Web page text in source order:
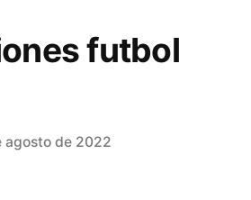
futbol
agosto de 2022